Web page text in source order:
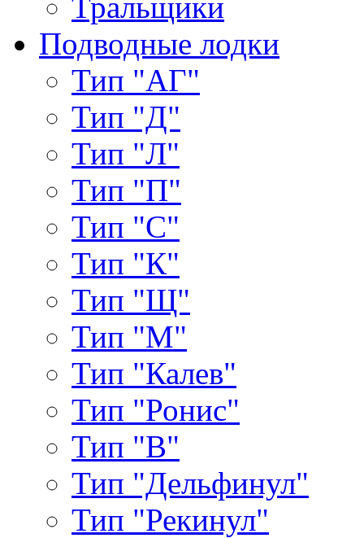
Подводные лодки
Тип "АГ"
Тип "Д"
Тип "Л"
Тип "П"
Тип "С"
Тип "К"
Тип "Щ"
Тип "М"
Тип "Калев"
Тип "Ронис"
Тип "В"
Тип "Дельфинул"
Тип "Рекинул"